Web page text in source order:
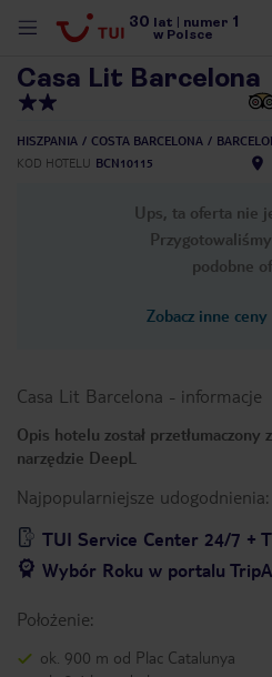
30 lat numer 1
w Polsce
Casa Lit Barcelona
HISZPANIA COSTA BARCELONA
KOD HOTELU BCN10115
Ups, ta oferta nie
podobne
Zobacz inne
Casa Lit Barcelona - informacje
Opis hotelu został
narzędzie DeepL
Najpopularniejsze udogodnienia:
TUI Service Center 24/7 +
Wybór Roku w portalu
Położenie:
ok. 900 m od Plac Catalunya